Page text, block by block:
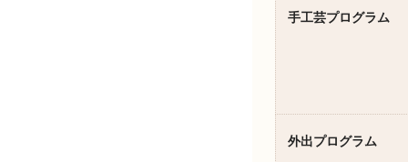
手工芸プログラム
外出プログラム